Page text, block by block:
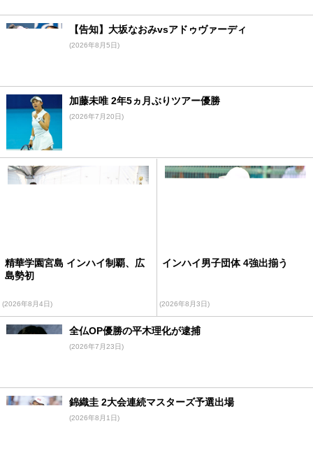
【告知】大坂なおみvsアドゥヴァーディ
(2026年8月5日)
加藤未唯 2年5ヵ月ぶりツアー優勝
(2026年7月20日)
精華学園宮島 インハイ制覇、広
島勢初
(2026年8月4日)
インハイ男子団体 4強出揃う
(2026年8月3日)
全仏OP優勝の平木理化が逮捕
(2026年7月23日)
錦織圭 2大会連続マスターズ予選出場
(2026年8月1日)